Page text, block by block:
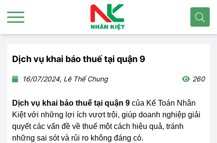
Dịch vụ khai báo thuế tại quận 9
16/07/2024, Lê Thế Chung 260
Dịch vụ khai báo thuế tại quận 9 của Kế Toán Nhân
Kiệt với những lợi ích vượt trội, giúp doanh nghiệp giải
quyết các vấn đề về thuế một cách hiệu quả, tránh
những sai sót và rủi ro không đáng có.